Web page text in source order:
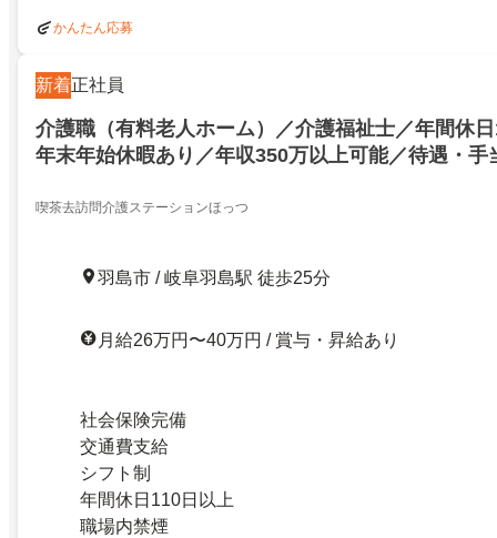
かんたん応募
新着正社員
介護職（有料老人ホーム）／介護福祉士／年間休
年末年始休暇あり／年収350万以上可能／待遇・手
喫茶去訪問介護ステーションほっつ
羽島市 / 岐阜羽島駅 徒歩25分
月給26万円〜40万円 / 賞与・昇給あり
社会保険完備
交通費支給
シフト制
年間休日110日以上
職場内禁煙